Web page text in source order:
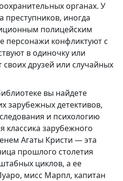
органах. У
преступников, иногда
полицейским
персонажи конфликтуют с
в одиночку или
друзей или случайных
вы найдете
зарубежных детективов,
и психологию
классика зарубежного
Агаты Кристи — эта
прошлого столетия
циклов, а ее
мисс Марпл, капитан